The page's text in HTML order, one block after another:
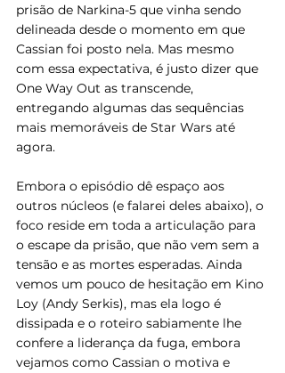
prisão de Narkina-5 que vinha sendo
delineada desde o momento em que
Cassian foi posto nela. Mas mesmo
com essa expectativa, é justo dizer que
One Way Out as transcende,
entregando algumas das sequências
mais memoráveis de Star Wars até
agora.
Embora o episódio dê espaço aos
outros núcleos (e falarei deles abaixo), o
foco reside em toda a articulação para
o escape da prisão, que não vem sem a
tensão e as mortes esperadas. Ainda
vemos um pouco de hesitação em Kino
Loy (Andy Serkis), mas ela logo é
dissipada e o roteiro sabiamente lhe
confere a liderança da fuga, embora
vejamos como Cassian o motiva e